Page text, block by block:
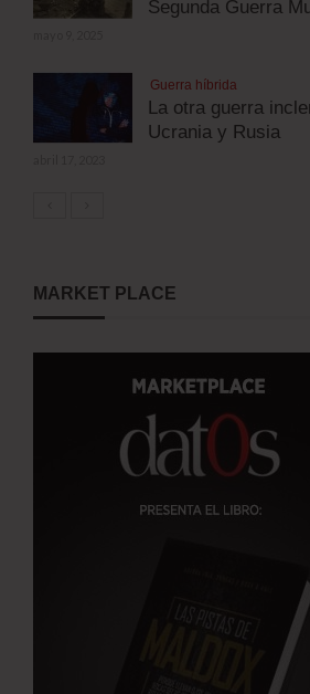
Segunda Guerra
Guerra híbrida
La otra guerra
Ucrania y Rusia
MARKET PLACE